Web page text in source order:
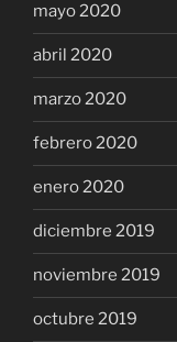
mayo 2020
abril 2020
marzo 2020
febrero 2020
enero 2020
diciembre 2019
noviembre 2019
octubre 2019